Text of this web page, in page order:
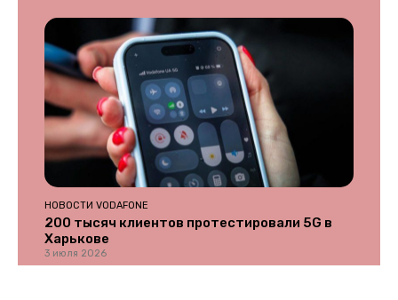
НОВОСТИ VODAFONE
200 тысяч клиентов протестировали 5G в
Харькове
3 июля 2026